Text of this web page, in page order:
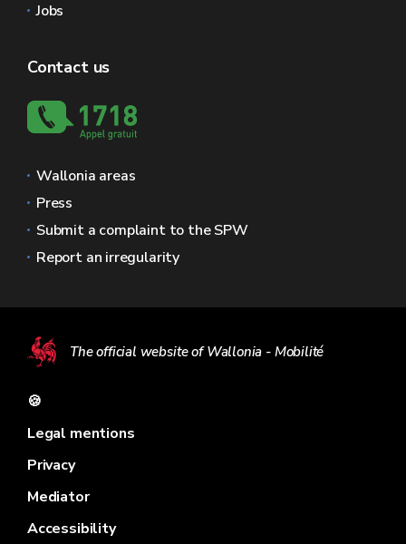
Jobs
Contact us
Wallonia areas
Press
Submit a complaint to the SPW
Report an irregularity
The official website of Wallonia - Mobilité
🍪
Legal mentions
Privacy
Mediator
Accessibility